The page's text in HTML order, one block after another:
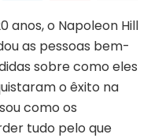
anos, o Napoleon Hill
as pessoas bem-
sobre como eles
o êxito na
como os
tudo pelo que